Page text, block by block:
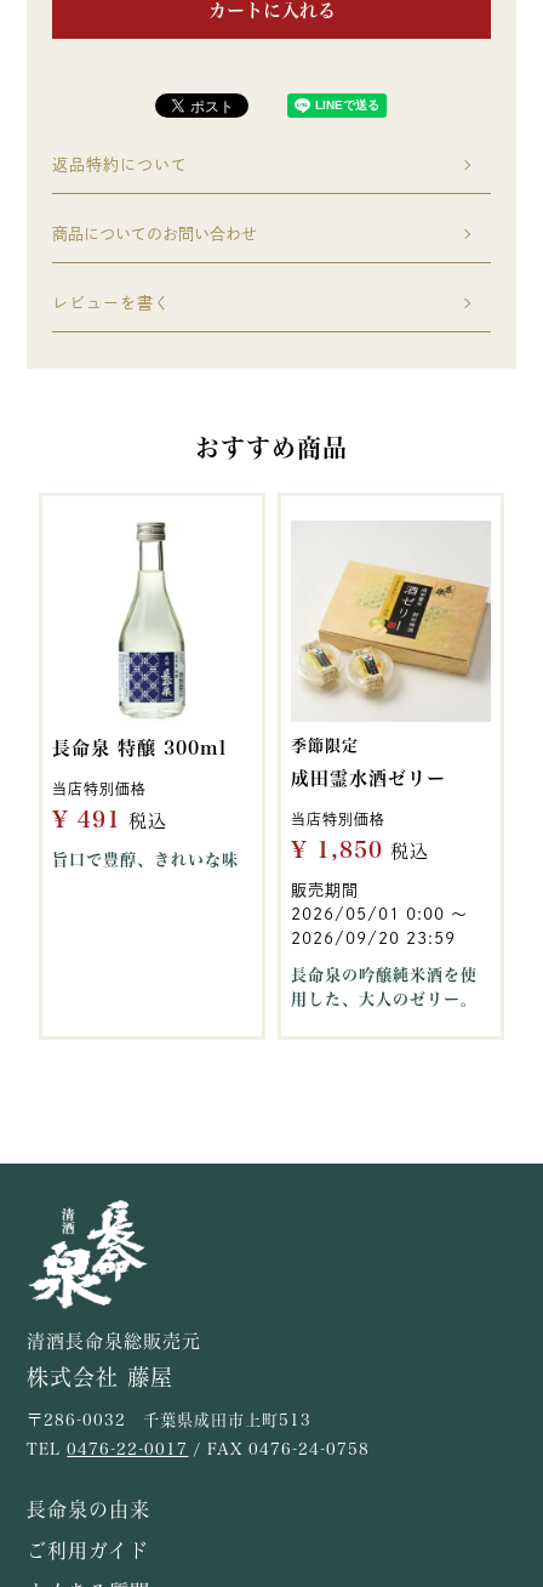
カートに入れる
返品特約について
商品についてのお問い合わせ
レビューを書く
おすすめ商品
長命泉 特醸 300ml
当店特別価格
¥ 491 税込
旨口で豊醇、きれいな味
季節限定
成田霊水酒ゼリー
当店特別価格
¥ 1,850 税込
販売期間
2026/05/01 0:00 〜
2026/09/20 23:59
長命泉の吟醸純米酒を使
用した、大人のゼリー。
清酒長命泉総販売元
株式会社 藤屋
〒286-0032 千葉県成田市上町513
TEL0476-22-0017 / FAX 0476-24-0758
長命泉の由来
ご利用ガイド